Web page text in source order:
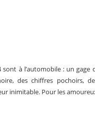
sont à l’automobile : un
des chiffres pochoirs,
inimitable. Pour les